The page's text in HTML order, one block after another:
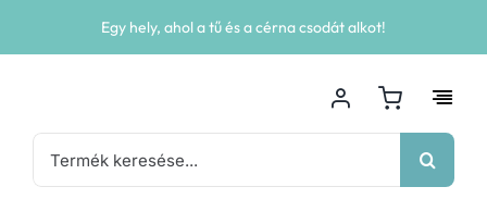
Egy hely, ahol a tű és a cérna csodát alkot!
Keresés...